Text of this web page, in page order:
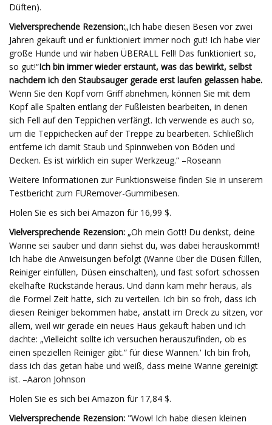
Düften).
Vielversprechende Rezension:„Ich habe diesen Besen vor zwei
Jahren gekauft und er funktioniert immer noch gut! Ich habe vier
große Hunde und wir haben ÜBERALL Fell! Das funktioniert so,
so gut!“Ich bin immer wieder erstaunt, was das bewirkt, selbst
nachdem ich den Staubsauger gerade erst laufen gelassen habe.
Wenn Sie den Kopf vom Griff abnehmen, können Sie mit dem
Kopf alle Spalten entlang der Fußleisten bearbeiten, in denen
sich Fell auf den Teppichen verfängt. Ich verwende es auch so,
um die Teppichecken auf der Treppe zu bearbeiten. Schließlich
entferne ich damit Staub und Spinnweben von Böden und
Decken. Es ist wirklich ein super Werkzeug.“ –Roseann
Weitere Informationen zur Funktionsweise finden Sie in unserem
Testbericht zum FURemover-Gummibesen.
Holen Sie es sich bei Amazon für 16,99 $.
Vielversprechende Rezension: „Oh mein Gott! Du denkst, deine
Wanne sei sauber und dann siehst du, was dabei herauskommt!
Ich habe die Anweisungen befolgt (Wanne über die Düsen füllen,
Reiniger einfüllen, Düsen einschalten), und fast sofort schossen
ekelhafte Rückstände heraus. Und dann kam mehr heraus, als
die Formel Zeit hatte, sich zu verteilen. Ich bin so froh, dass ich
diesen Reiniger bekommen habe, anstatt im Dreck zu sitzen, vor
allem, weil wir gerade ein neues Haus gekauft haben und ich
dachte: „Vielleicht sollte ich versuchen herauszufinden, ob es
einen speziellen Reiniger gibt.“ für diese Wannen.' Ich bin froh,
dass ich das getan habe und weiß, dass meine Wanne gereinigt
ist. –Aaron Johnson
Holen Sie es sich bei Amazon für 17,84 $.
Vielversprechende Rezension: "Wow! Ich habe diesen kleinen